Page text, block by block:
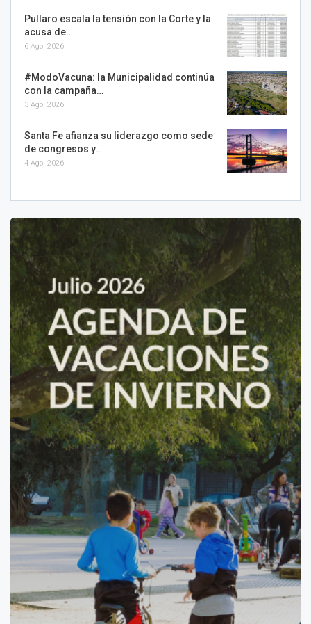
Pullaro escala la tensión con la Corte y la
acusa de…
6 Ago, 2026
#ModoVacuna: la Municipalidad continúa
con la campaña…
3 Ago, 2026
Santa Fe afianza su liderazgo como sede
de congresos y…
4 Ago, 2026